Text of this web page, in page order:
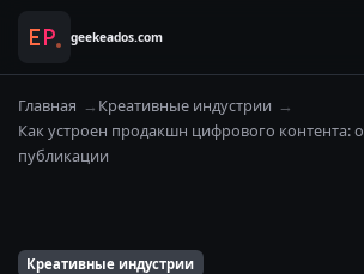
geekeados.com
Главная
Креативные индустрии
Как устроен продакшн цифрового контента:
публикации
Креативные индустрии